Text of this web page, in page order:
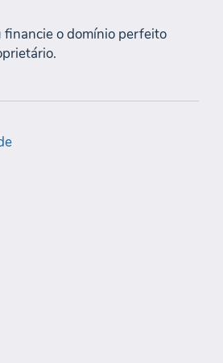
financie o domínio perfeito